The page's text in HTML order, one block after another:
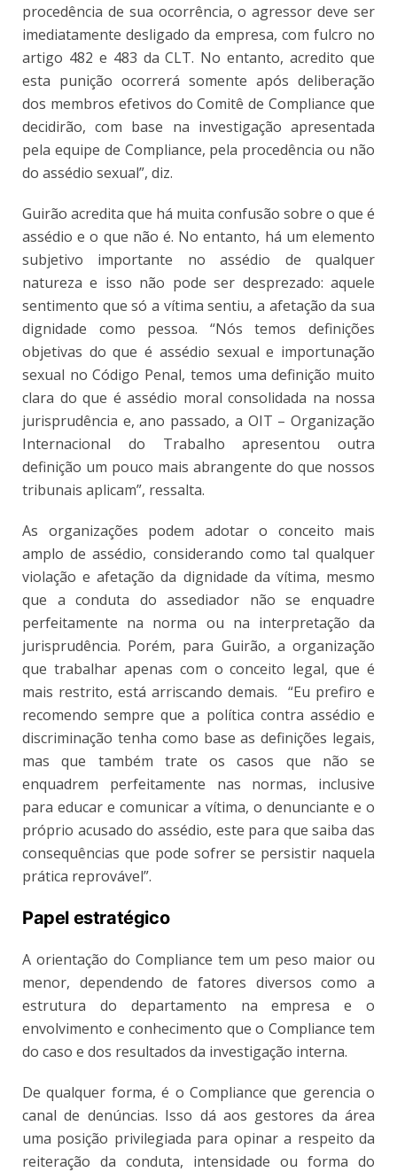
procedência de sua ocorrência, o agressor deve ser
imediatamente desligado da empresa, com fulcro no
artigo 482 e 483 da CLT. No entanto, acredito que
esta punição ocorrerá somente após deliberação
dos membros efetivos do Comitê de Compliance que
decidirão, com base na investigação apresentada
pela equipe de Compliance, pela procedência ou não
do assédio sexual”, diz.
Guirão acredita que há muita confusão sobre o que é
assédio e o que não é. No entanto, há um elemento
subjetivo importante no assédio de qualquer
natureza e isso não pode ser desprezado: aquele
sentimento que só a vítima sentiu, a afetação da sua
dignidade como pessoa. “Nós temos definições
objetivas do que é assédio sexual e importunação
sexual no Código Penal, temos uma definição muito
clara do que é assédio moral consolidada na nossa
jurisprudência e, ano passado, a OIT – Organização
Internacional do Trabalho apresentou outra
definição um pouco mais abrangente do que nossos
tribunais aplicam”, ressalta.
As organizações podem adotar o conceito mais
amplo de assédio, considerando como tal qualquer
violação e afetação da dignidade da vítima, mesmo
que a conduta do assediador não se enquadre
perfeitamente na norma ou na interpretação da
jurisprudência. Porém, para Guirão, a organização
que trabalhar apenas com o conceito legal, que é
mais restrito, está arriscando demais. “Eu prefiro e
recomendo sempre que a política contra assédio e
discriminação tenha como base as definições legais,
mas que também trate os casos que não se
enquadrem perfeitamente nas normas, inclusive
para educar e comunicar a vítima, o denunciante e o
próprio acusado do assédio, este para que saiba das
consequências que pode sofrer se persistir naquela
prática reprovável”.
Papel estratégico
A orientação do Compliance tem um peso maior ou
menor, dependendo de fatores diversos como a
estrutura do departamento na empresa e o
envolvimento e conhecimento que o Compliance tem
do caso e dos resultados da investigação interna.
De qualquer forma, é o Compliance que gerencia o
canal de denúncias. Isso dá aos gestores da área
uma posição privilegiada para opinar a respeito da
reiteração da conduta, intensidade ou forma do